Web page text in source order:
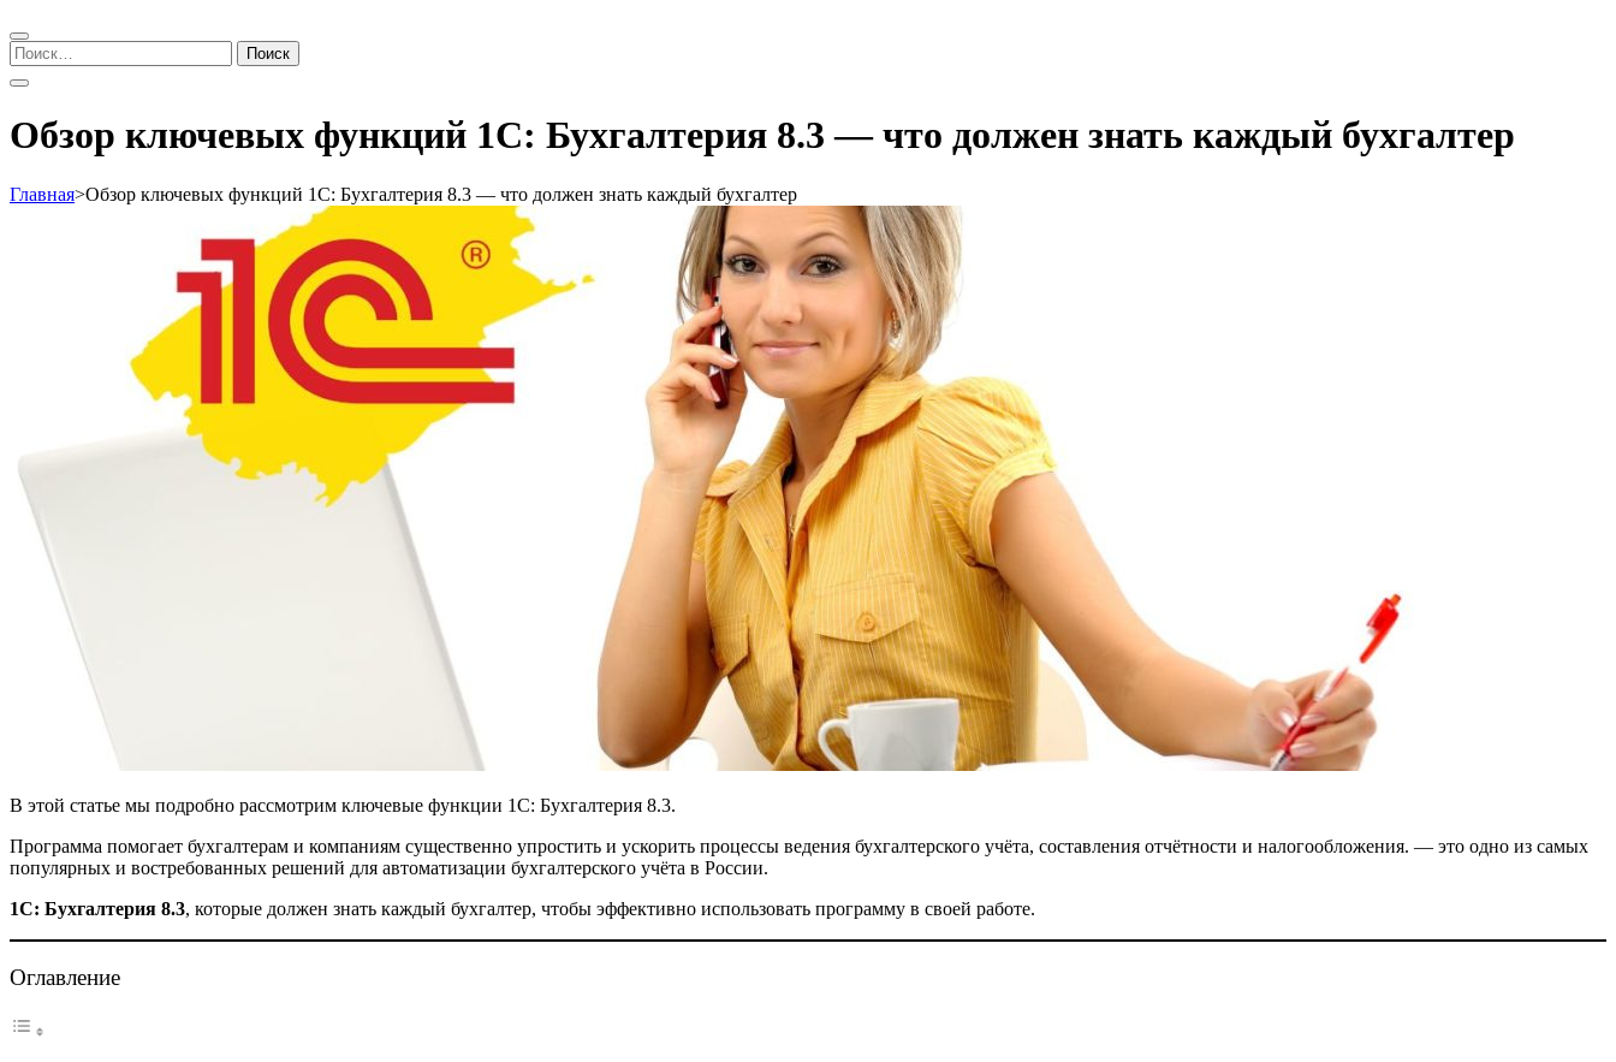
Найти:
Обзор ключевых функций 1С: Бухгалтерия 8.3 — что должен знать каждый бухгалтер
Главная>Обзор ключевых функций 1С: Бухгалтерия 8.3 — что должен знать каждый бухгалтер
В этой статье мы подробно рассмотрим ключевые функции 1С: Бухгалтерия 8.3.
Программа помогает бухгалтерам и компаниям существенно упростить и ускорить процессы ведения бухгалтерского учёта, составления отчётности и налогообложения. — это одно из самых
популярных и востребованных решений для автоматизации бухгалтерского учёта в России.
1С: Бухгалтерия 8.3, которые должен знать каждый бухгалтер, чтобы эффективно использовать программу в своей работе.
Оглавление